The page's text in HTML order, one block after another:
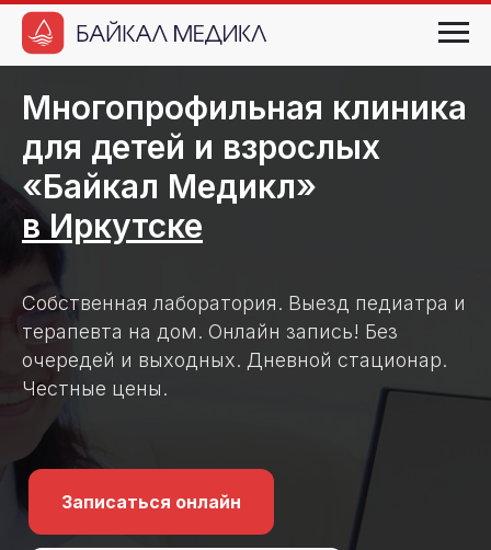
Многопрофильная клиника
для детей и взрослых
«Байкал Медикл»
в Иркутске
Собственная лаборатория. Выезд педиатра и
терапевта на дом. Онлайн запись! Без
очередей и выходных. Дневной стационар.
Честные цены.
Записаться онлайн